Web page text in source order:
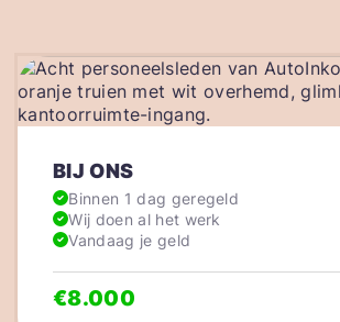
BIJ ONS
Binnen 1 dag geregeld
Wij doen al het werk
Vandaag je geld
€8.000